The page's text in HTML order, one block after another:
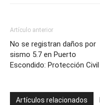
Artículo anterior
No se registran daños por
sismo 5.7 en Puerto
Escondido: Protección Civil
Artículos relacionados